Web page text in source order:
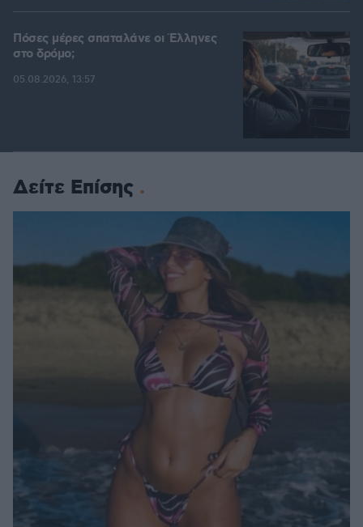
Πόσες μέρες σπαταλάνε οι Έλληνες
στο δρόμο;
05.08.2026, 13:57
Δείτε Επίσης